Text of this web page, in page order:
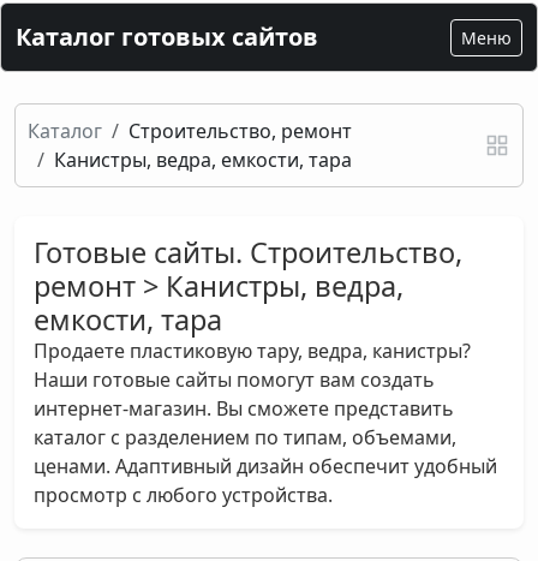
Каталог готовых сайтов Меню
Каталог
Строительство, ремонт
Канистры, ведра, емкости, тара
Готовые сайты. Строительство,
ремонт > Канистры, ведра,
емкости, тара
Продаете пластиковую тару, ведра, канистры?
Наши готовые сайты помогут вам создать
интернет-магазин. Вы сможете представить
каталог с разделением по типам, объемами,
ценами. Адаптивный дизайн обеспечит удобный
просмотр с любого устройства.